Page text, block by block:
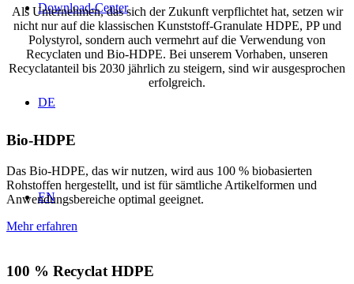
Download-Center
DE
EN
Als Unternehmen, das sich der Zukunft verpflichtet hat, setzen wir
nicht nur auf die klassischen Kunststoff-Granulate HDPE, PP und
Polystyrol, sondern auch vermehrt auf die Verwendung von
Recyclaten und Bio-HDPE. Bei unserem Vorhaben, unseren
Recyclatanteil bis 2030 jährlich zu steigern, sind wir ausgesprochen
erfolgreich.
Bio-HDPE
Das Bio-HDPE, das wir nutzen, wird aus 100 % biobasierten
Rohstoffen hergestellt, und ist für sämtliche Artikelformen und
Anwendungsbereiche optimal geeignet.
Mehr erfahren
100 % Recyclat HDPE